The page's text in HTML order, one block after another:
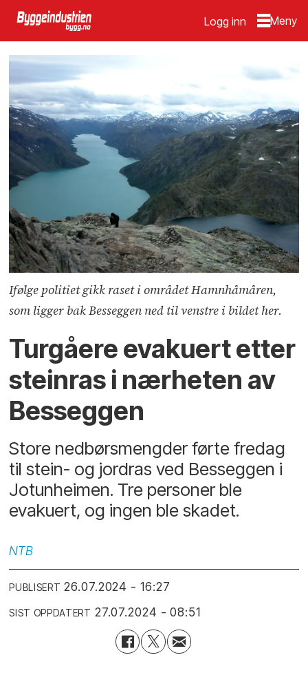
Logg inn
Ifølge politiet gikk raset i området Hamnhåmåren,
som ligger bak Besseggen ned til venstre i bildet her.
Turgåere evakuert etter
steinras i nærheten av
Besseggen
Store nedbørsmengder førte fredag
til stein- og jordras ved Besseggen i
Jotunheimen. Tre personer ble
evakuert, og ingen ble skadet.
NTB
PUBLISERT 26.07.2024 - 16:27
SIST OPPDATERT 27.07.2024 - 08:51